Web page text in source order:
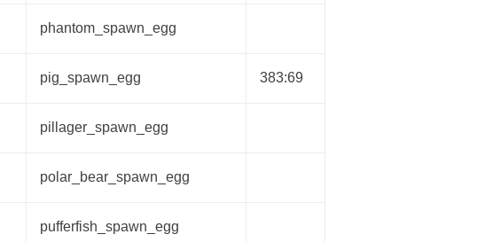
phantom_spawn_egg
pig_spawn_egg 383:69
pillager_spawn_egg
polar_bear_spawn_egg
pufferfish_spawn_egg